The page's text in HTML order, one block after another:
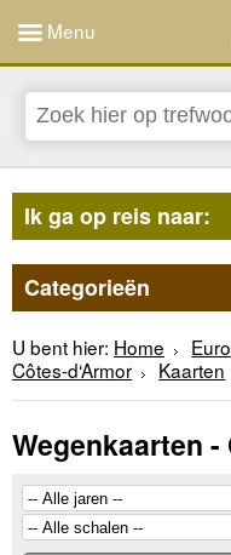
Menu
Ik ga op reis naar:
Categorieën
U bent hier: Home
Côtes-d‘Armor
Kaarten
Wegenkaarten -